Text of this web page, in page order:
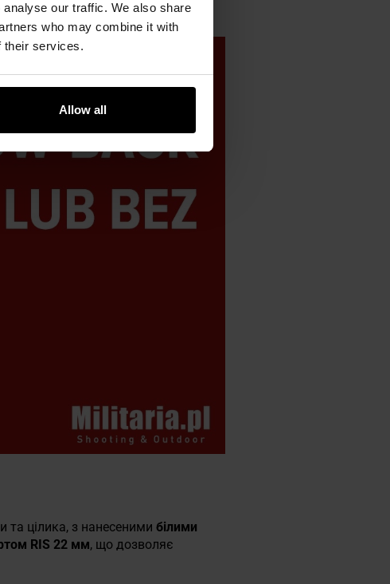
our traffic. We also share
who may combine it with
their services.
Allow all
та цілика, з нанесеними білими
RIS 22 мм, що дозволяє